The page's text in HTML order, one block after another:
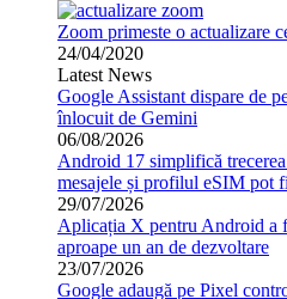
Zoom primeste o actualizare
24/04/2020
Latest News
Google Assistant dispare de
înlocuit de Gemini
06/08/2026
Android 17 simplifică
mesajele și profilul eSIM pot
29/07/2026
Aplicația X pentru Android a
aproape un an de dezvoltare
23/07/2026
Google adaugă pe Pixel